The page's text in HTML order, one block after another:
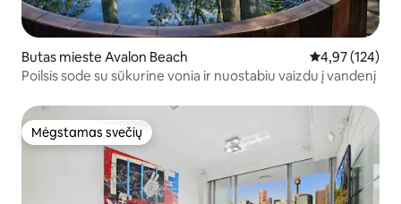
Butas mieste Avalon Beach Vidutinis
4,97 (124)
Poilsis sode su sūkurine vonia ir nuostabiu vaizdu į vandenį
Mėgstamas svečių
Mėgstamas svečių